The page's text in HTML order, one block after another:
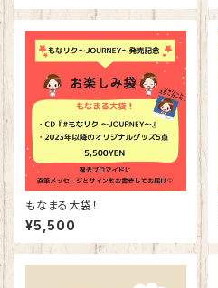
もなまる大袋！
¥5,500